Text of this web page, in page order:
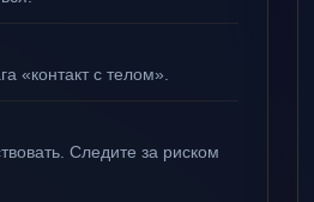
«контакт с телом».
Следите за риском